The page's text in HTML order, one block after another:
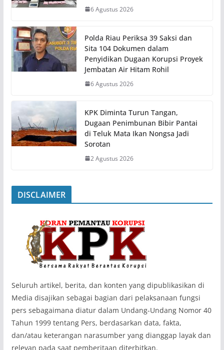
6 Agustus 2026
Polda Riau Periksa 39 Saksi dan
Sita 104 Dokumen dalam
Penyidikan Dugaan Korupsi Proyek
Jembatan Air Hitam Rohil
6 Agustus 2026
KPK Diminta Turun Tangan,
Dugaan Penimbunan Bibir Pantai
di Teluk Mata Ikan Nongsa Jadi
Sorotan
2 Agustus 2026
DISCLAIMER
‎Seluruh artikel, berita, dan konten yang dipublikasikan di
Media disajikan sebagai bagian dari pelaksanaan fungsi
pers sebagaimana diatur dalam Undang-Undang Nomor 40
Tahun 1999 tentang Pers, berdasarkan data, fakta,
dan/atau keterangan narasumber yang dianggap layak dan
relevan pada saat pemberitaan diterbitkan.